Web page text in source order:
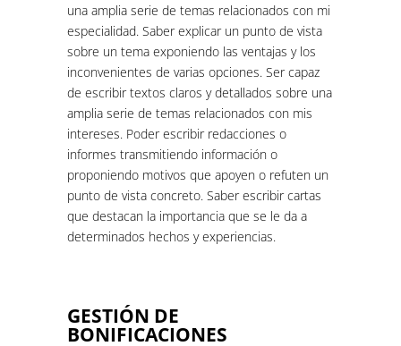
una amplia serie de temas relacionados con mi
especialidad. Saber explicar un punto de vista
sobre un tema exponiendo las ventajas y los
inconvenientes de varias opciones. Ser capaz
de escribir textos claros y detallados sobre una
amplia serie de temas relacionados con mis
intereses. Poder escribir redacciones o
informes transmitiendo información o
proponiendo motivos que apoyen o refuten un
punto de vista concreto. Saber escribir cartas
que destacan la importancia que se le da a
determinados hechos y experiencias.
GESTIÓN DE
BONIFICACIONES